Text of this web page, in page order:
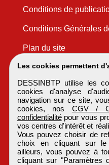
Les cookies permettent
DESSINBTP utilise les
cookies d'analyse
navigation sur ce site,
cookies, nos CGV /
confidentialitépour vous
vos centres d'intérêt et
Vous pouvez choisir de
choix en cliquant sur le
ailleurs, vous pouvez à
cliquant sur "Paramètres
Conditions de
Conditions Générales
Plan du site